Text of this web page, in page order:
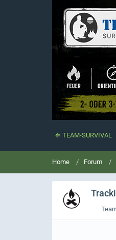
⇐ TEAM-SURVIVAL
Home Forum